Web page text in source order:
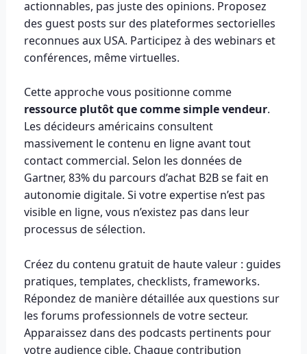
actionnables, pas juste des opinions. Proposez
des guest posts sur des plateformes sectorielles
reconnues aux USA. Participez à des webinars et
conférences, même virtuelles.
Cette approche vous positionne comme
ressource plutôt que comme simple vendeur.
Les décideurs américains consultent
massivement le contenu en ligne avant tout
contact commercial. Selon les données de
Gartner, 83% du parcours d’achat B2B se fait en
autonomie digitale. Si votre expertise n’est pas
visible en ligne, vous n’existez pas dans leur
processus de sélection.
Créez du contenu gratuit de haute valeur : guides
pratiques, templates, checklists, frameworks.
Répondez de manière détaillée aux questions sur
les forums professionnels de votre secteur.
Apparaissez dans des podcasts pertinents pour
votre audience cible. Chaque contribution